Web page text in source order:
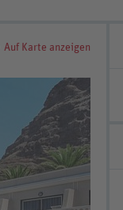
Auf Karte anzeigen